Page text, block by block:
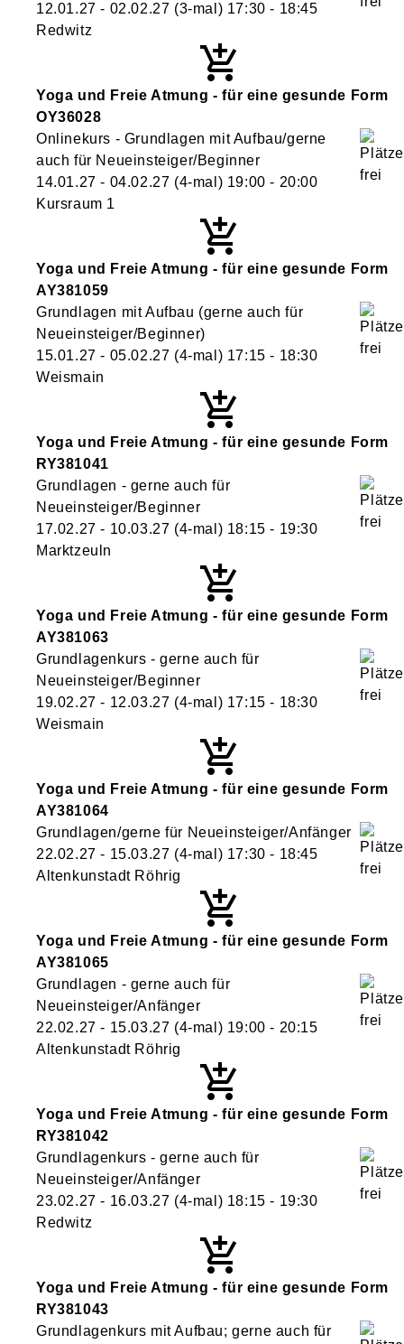
12.01.27 - 02.02.27 (3-mal) 17:30 - 18:45
Redwitz
Yoga und Freie Atmung - für eine gesunde Form
OY36028
Onlinekurs - Grundlagen mit Aufbau/gerne
auch für Neueinsteiger/Beginner
14.01.27 - 04.02.27 (4-mal) 19:00 - 20:00
Kursraum 1
Yoga und Freie Atmung - für eine gesunde Form
AY381059
Grundlagen mit Aufbau (gerne auch für
Neueinsteiger/Beginner)
15.01.27 - 05.02.27 (4-mal) 17:15 - 18:30
Weismain
Yoga und Freie Atmung - für eine gesunde Form
RY381041
Grundlagen - gerne auch für
Neueinsteiger/Beginner
17.02.27 - 10.03.27 (4-mal) 18:15 - 19:30
Marktzeuln
Yoga und Freie Atmung - für eine gesunde Form
AY381063
Grundlagenkurs - gerne auch für
Neueinsteiger/Beginner
19.02.27 - 12.03.27 (4-mal) 17:15 - 18:30
Weismain
Yoga und Freie Atmung - für eine gesunde Form
AY381064
Grundlagen/gerne für Neueinsteiger/Anfänger
22.02.27 - 15.03.27 (4-mal) 17:30 - 18:45
Altenkunstadt Röhrig
Yoga und Freie Atmung - für eine gesunde Form
AY381065
Grundlagen - gerne auch für
Neueinsteiger/Anfänger
22.02.27 - 15.03.27 (4-mal) 19:00 - 20:15
Altenkunstadt Röhrig
Yoga und Freie Atmung - für eine gesunde Form
RY381042
Grundlagenkurs - gerne auch für
Neueinsteiger/Anfänger
23.02.27 - 16.03.27 (4-mal) 18:15 - 19:30
Redwitz
Yoga und Freie Atmung - für eine gesunde Form
RY381043
Grundlagenkurs mit Aufbau; gerne auch für